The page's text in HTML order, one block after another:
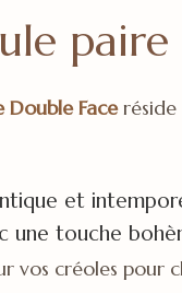
paire
Double Faceréside
et
touche
vos créoles pour